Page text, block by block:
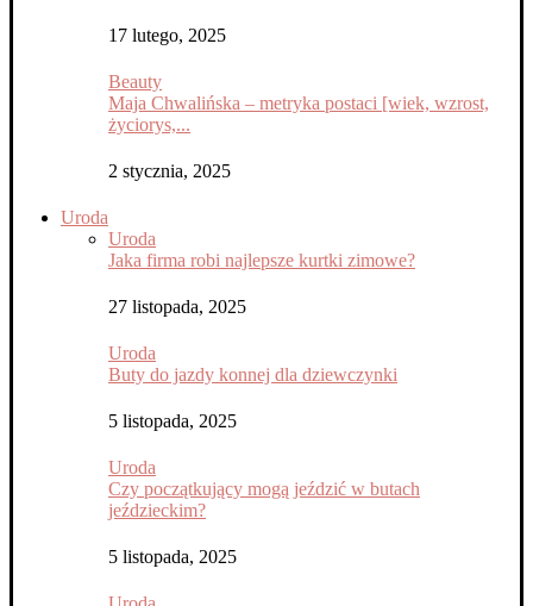
17 lutego, 2025
Beauty
Maja Chwalińska – metryka postaci [wiek, wzrost,
życiorys,...
2 stycznia, 2025
Uroda
Uroda
Jaka firma robi najlepsze kurtki zimowe?
27 listopada, 2025
Uroda
Buty do jazdy konnej dla dziewczynki
5 listopada, 2025
Uroda
Czy początkujący mogą jeździć w butach
jeździeckim?
5 listopada, 2025